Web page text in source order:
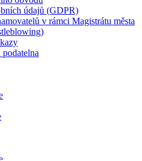
údajů (GDPR)
v rámci Magistrátu města